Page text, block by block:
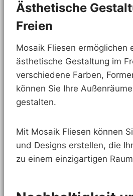
Ästhetische
Freien
Mosaik Fliesen ermöglichen
ästhetische Gestaltung im
verschiedene Farben,
können Sie Ihre
gestalten.
Mit Mosaik Fliesen können
und Designs erstellen, die
zu einem einzigartigen